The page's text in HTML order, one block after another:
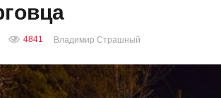
4841 Владимир Страшный